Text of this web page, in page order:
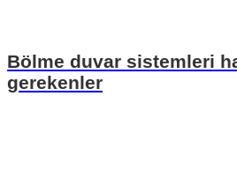
Bölme duvar sistemleri
gerekenler